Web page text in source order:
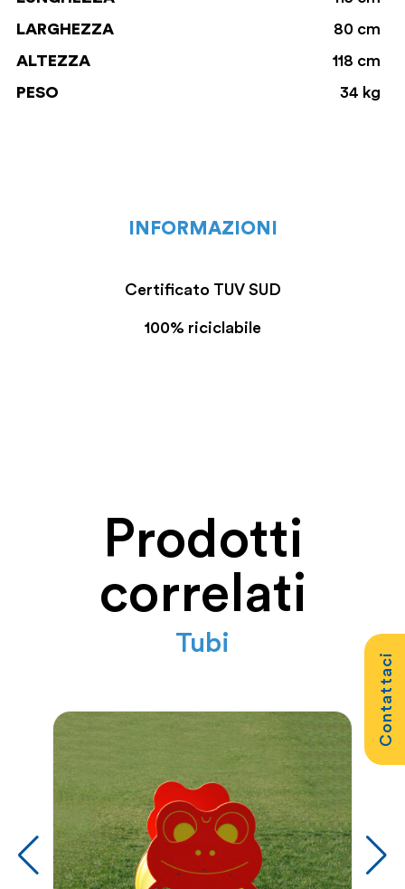
Contattaci
LARGHEZZA 80 cm
ALTEZZA 118 cm
PESO 34 kg
INFORMAZIONI
Certificato TUV SUD
100% riciclabile
Prodotti
correlati
Tubi